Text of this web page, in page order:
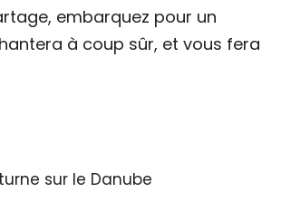
embarquez pour un
à coup sûr, et vous fera
sur le Danube